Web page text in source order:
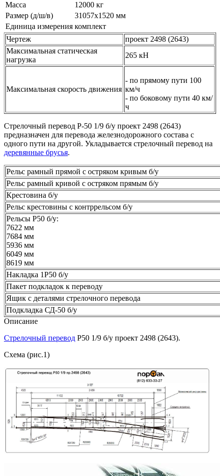
Масса
12000 кг
Размер (д/ш/в)
31057х1520 мм
Единица измерения комплект
Чертеж
проект 2498 (2643)
Максимальная статическая
нагрузка
265 кН
Максимальная скорость движения
- по прямому пути 100
км/ч
- по боковому пути 40 км/
ч
Стрелочный перевод Р-50 1/9 б/у проект 2498 (2643)
предназначен для перевода железнодорожного состава с
одного пути на другой. Укладывается стрелочный перевод на
деревянные брусья.
Рельс рамный прямой с остряком кривым б/у
Рельс рамный кривой с остряком прямым б/у
Крестовина б/у
Рельс крестовины с контррельсом б/у
Рельсы Р50 б/у:
7622 мм
7684 мм
5936 мм
6049 мм
8619 мм
Накладка 1Р50 б/у
Пакет подкладок к переводу
Ящик с деталями стрелочного перевода
Подкладка СД-50 б/у
Описание
Стрелочный перевод Р50 1/9 б/у проект 2498 (2643).
Схема (рис.1)